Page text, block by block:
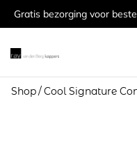
Gratis bezorging voor
Shop/Cool Signature